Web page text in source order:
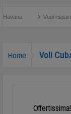
Vuoi risparmiare per il tuo
Home Voli
Offertissima!